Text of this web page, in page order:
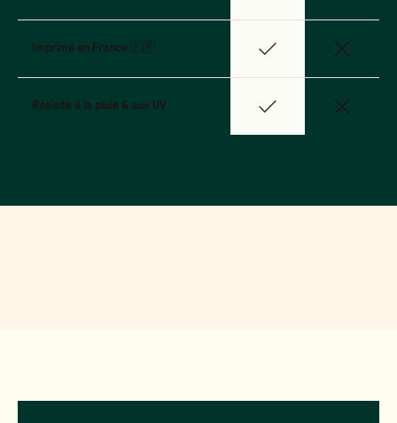
Imprimé en France 🇫🇷
Résiste à la pluie & aux UV